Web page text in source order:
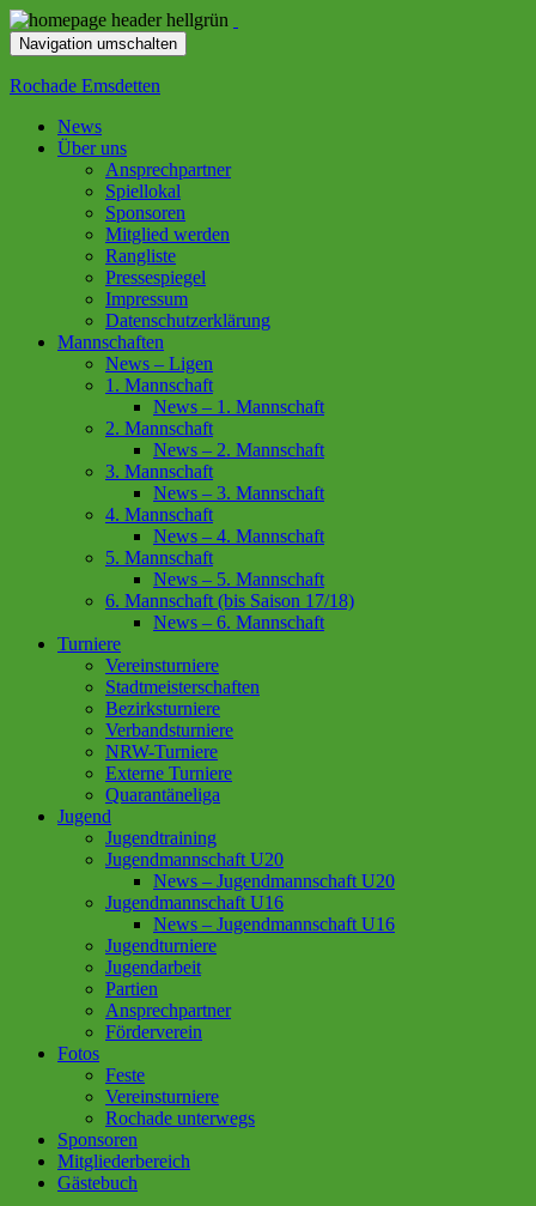
Navigation umschalten
Rochade Emsdetten
News
Über uns
Ansprechpartner
Spiellokal
Sponsoren
Mitglied werden
Rangliste
Pressespiegel
Impressum
Datenschutzerklärung
Mannschaften
News – Ligen
1. Mannschaft
News – 1. Mannschaft
2. Mannschaft
News – 2. Mannschaft
3. Mannschaft
News – 3. Mannschaft
4. Mannschaft
News – 4. Mannschaft
5. Mannschaft
News – 5. Mannschaft
6. Mannschaft (bis Saison 17/18)
News – 6. Mannschaft
Turniere
Vereinsturniere
Stadtmeisterschaften
Bezirksturniere
Verbandsturniere
NRW-Turniere
Externe Turniere
Quarantäneliga
Jugend
Jugendtraining
Jugendmannschaft U20
News – Jugendmannschaft U20
Jugendmannschaft U16
News – Jugendmannschaft U16
Jugendturniere
Jugendarbeit
Partien
Ansprechpartner
Förderverein
Fotos
Feste
Vereinsturniere
Rochade unterwegs
Sponsoren
Mitgliederbereich
Gästebuch